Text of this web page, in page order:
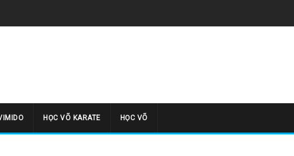
HỌC VÕ KARATE HỌC VÕ